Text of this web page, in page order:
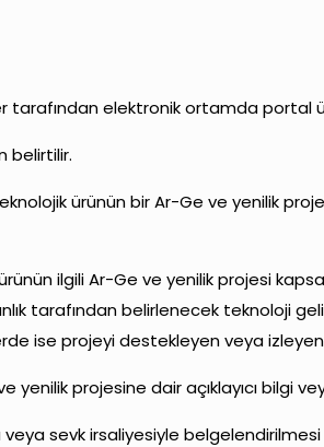
tarafından elektronik ortamda portal
belirtilir.
ürünün bir Ar-Ge ve yenilik
ilgili Ar-Ge ve yenilik projesi
tarafından belirlenecek teknoloji
ise projeyi destekleyen veya
projesine dair açıklayıcı bilgi
sevk irsaliyesiyle